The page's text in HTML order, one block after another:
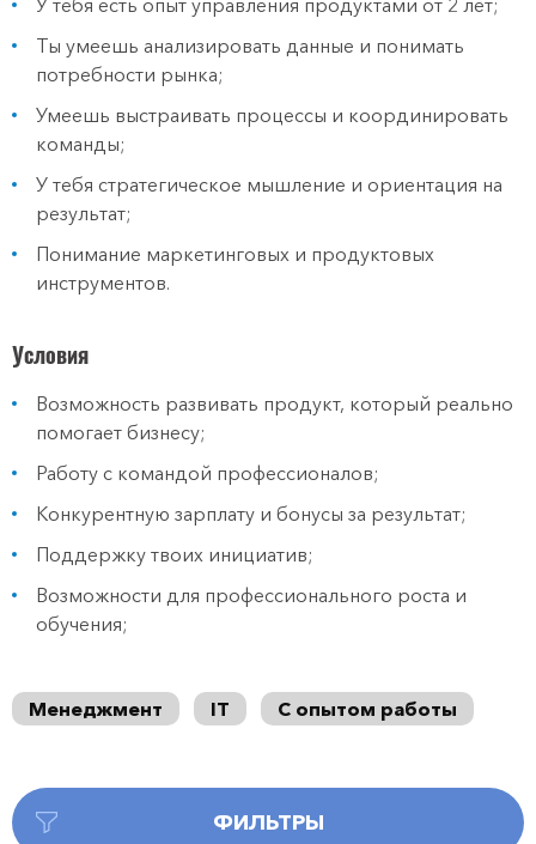
У тебя есть опыт управления продуктами от 2 лет;
Ты умеешь анализировать данные и понимать
потребности рынка;
Умеешь выстраивать процессы и координировать
команды;
У тебя стратегическое мышление и ориентация на
результат;
Понимание маркетинговых и продуктовых
инструментов.
Условия
Возможность развивать продукт, который реально
помогает бизнесу;
Работу с командой профессионалов;
Конкурентную зарплату и бонусы за результат;
Поддержку твоих инициатив;
Возможности для профессионального роста и
обучения;
Менеджмент IT С опытом работы
ФИЛЬТРЫ